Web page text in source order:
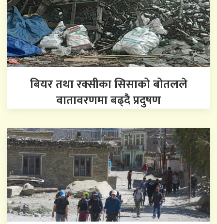
बियर तथा रक्सीका सिसाको बोतलले
वातावरणमा बढ्दै प्रदुषण